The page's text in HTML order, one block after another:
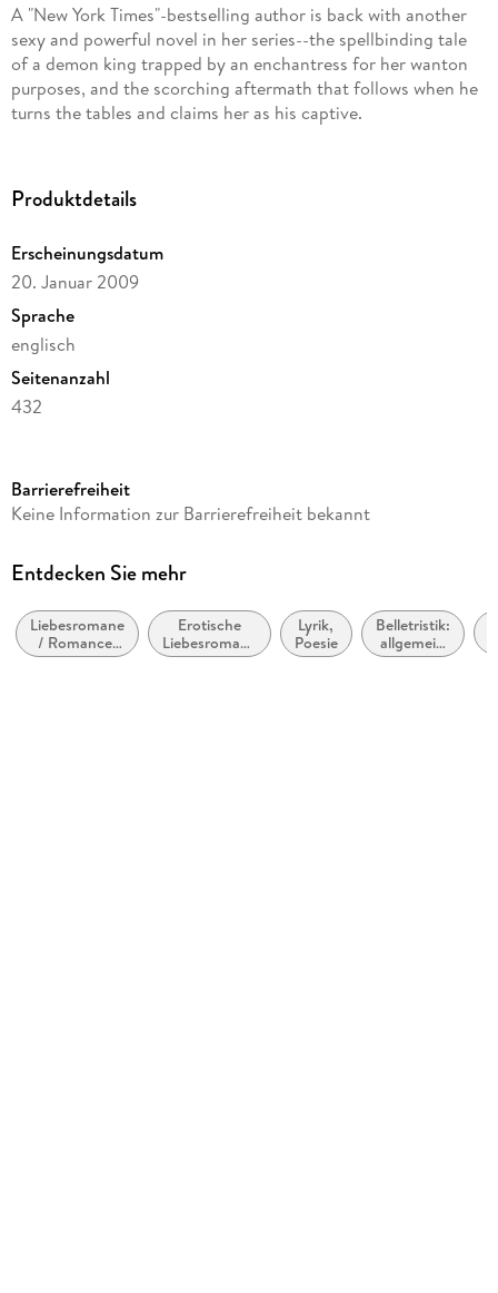
A "New York Times"-bestselling author is back with another
sexy and powerful novel in her series--the spellbinding tale
of a demon king trapped by an enchantress for her wanton
purposes, and the scorching aftermath that follows when he
turns the tables and claims her as his captive.
Produktdetails
Erscheinungsdatum
20. Januar 2009
Sprache
englisch
Seitenanzahl
432
Verlag/Hersteller
Produktart
Gewicht
207 g
Barrierefreiheit
Keine Information zur Barrierefreiheit bekannt
Entdecken Sie mehr
Liebesromane
/ Romance:
Romantic
Erotische
Liebesromane
/ Romance
Lyrik,
Poesie
Belletristik:
allgemein
und